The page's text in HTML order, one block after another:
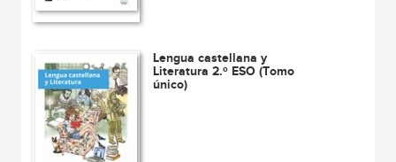
Lengua castellana y
Literatura 2.º ESO (Tomo
único)